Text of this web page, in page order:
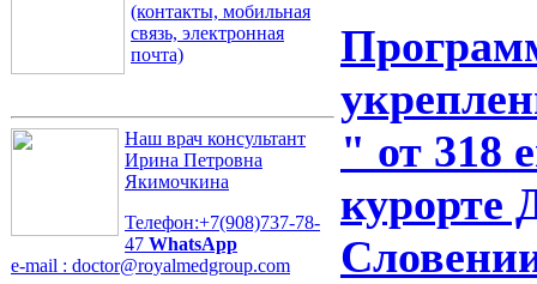
(контакты, мобильная
связь, электронная
почта)
Наш врач консультант
Ирина Петровна
Якимочкина
Телефон:+7(908)737-78-
47 WhatsApp
e-mail : doctor@royalmedgroup.com
" от 318
курорте